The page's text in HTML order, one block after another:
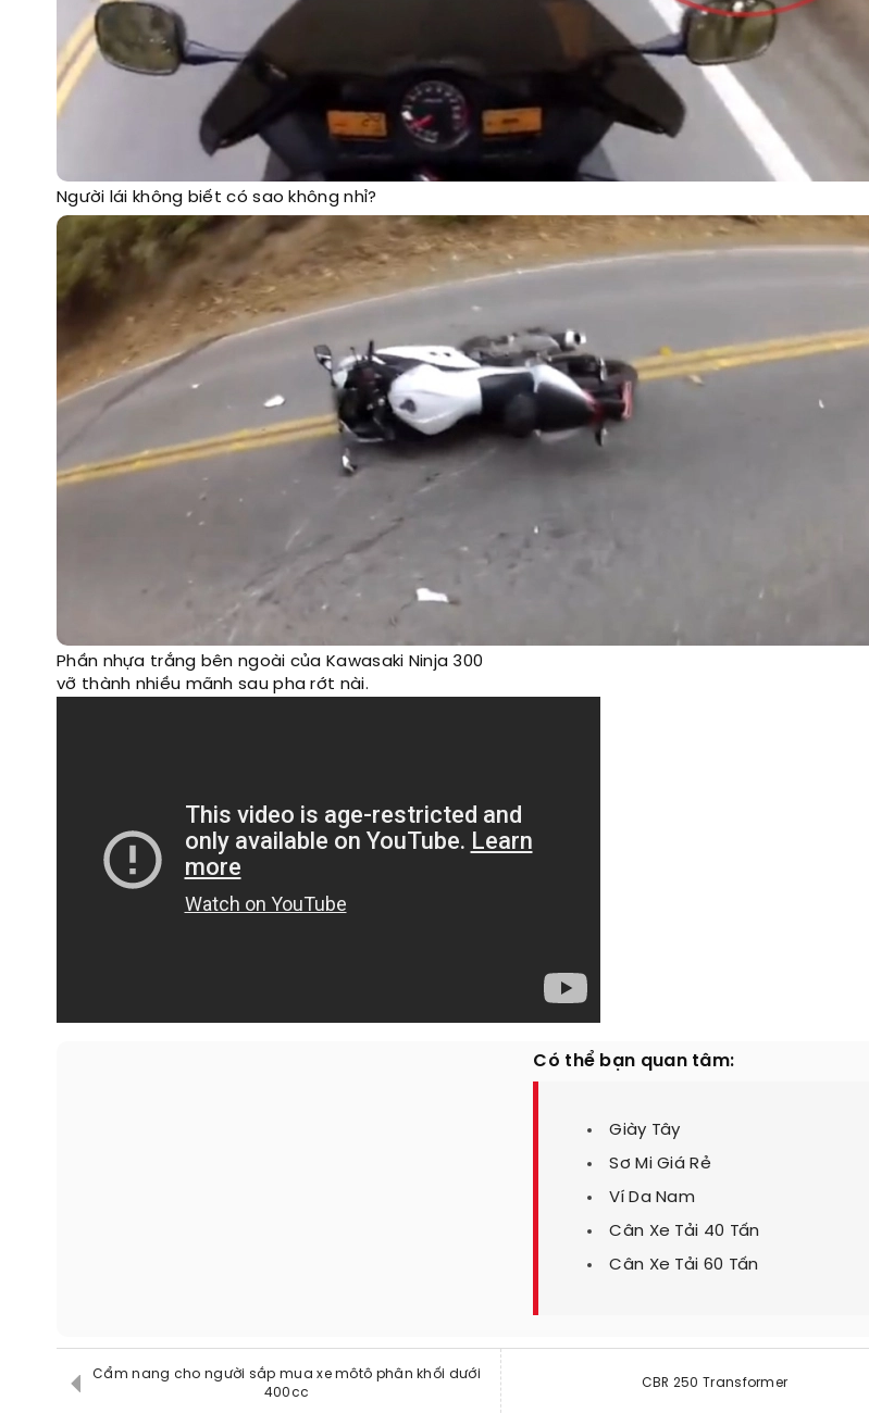
Người lái không biết có sao không nhỉ?
Phần nhựa trắng bên ngoài của Kawasaki Ninja 300
vỡ thành nhiều mãnh sau pha rớt nài.
Có thể bạn quan tâm:
Giày Tây
Sơ Mi Giá Rẻ
Ví Da Nam
Cân Xe Tải 40 Tấn
Cân Xe Tải 60 Tấn
Cẩm nang cho người sắp mua xe môtô phân khối dưới
400cc
CBR 250 Transformer